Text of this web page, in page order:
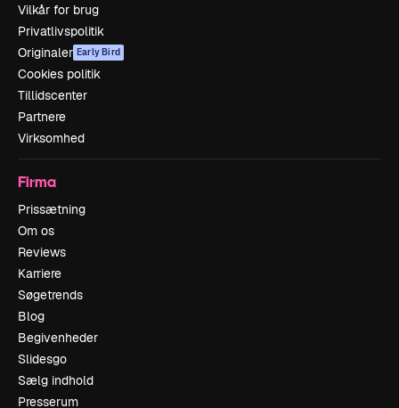
Vilkår for brug
Privatlivspolitik
Originaler Early Bird
Cookies politik
Tillidscenter
Partnere
Virksomhed
Firma
Prissætning
Om os
Reviews
Karriere
Søgetrends
Blog
Begivenheder
Slidesgo
Sælg indhold
Presserum